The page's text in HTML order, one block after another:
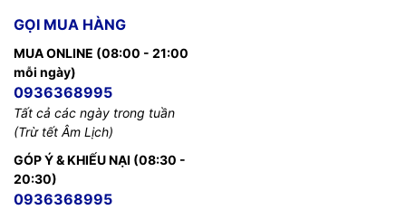
GỌI MUA HÀNG
MUA ONLINE (08:00 - 21:00
mỗi ngày)
0936368995
Tất cả các ngày trong tuần
(Trừ tết Âm Lịch)
GÓP Ý & KHIẾU NẠI (08:30 -
20:30)
0936368995